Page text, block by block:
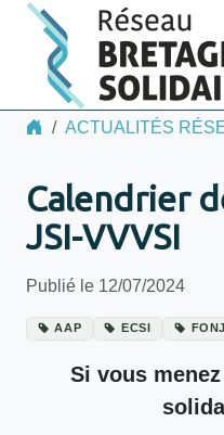
ACTUALITÉS
Calendrier
JSI-VVVSI
Publié le 12/07/2024
AAP ECSI
Si vous